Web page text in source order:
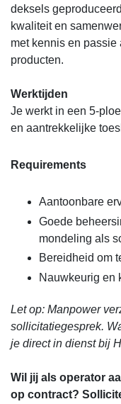
deksels
kwaliteit en
met kennis en
producten.
Werktijden
Je werkt in een 5-
en aantrekkelijke
Requirements
Aantoonbare
Goede
mondeling als
Bereidheid om
Nauwkeurig en
Let op: Manpower
sollicitatiegesprek.
je direct in dienst bij
Wil jij als operator
op contract?